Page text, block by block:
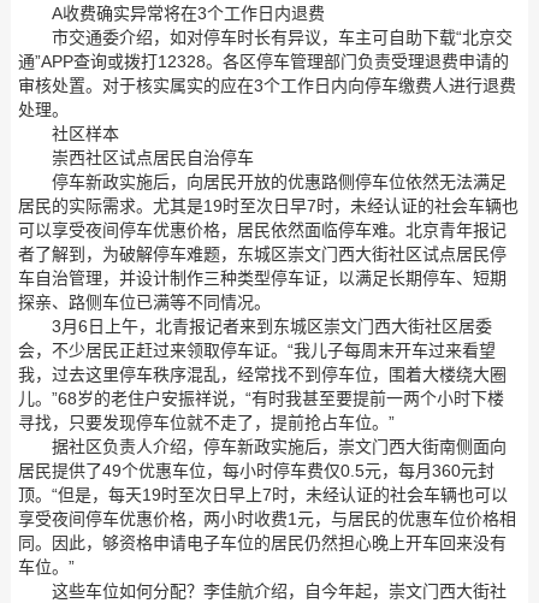
A收费确实异常将在3个工作日内退费
市交通委介绍，如对停车时长有异议，车主可自助下载“北京交
通”APP查询或拨打12328。各区停车管理部门负责受理退费申请的
审核处置。对于核实属实的应在3个工作日内向停车缴费人进行退费
处理。
社区样本
崇西社区试点居民自治停车
停车新政实施后，向居民开放的优惠路侧停车位依然无法满足
居民的实际需求。尤其是19时至次日早7时，未经认证的社会车辆也
可以享受夜间停车优惠价格，居民依然面临停车难。北京青年报记
者了解到，为破解停车难题，东城区崇文门西大街社区试点居民停
车自治管理，并设计制作三种类型停车证，以满足长期停车、短期
探亲、路侧车位已满等不同情况。
3月6日上午，北青报记者来到东城区崇文门西大街社区居委
会，不少居民正赶过来领取停车证。“我儿子每周末开车过来看望
我，过去这里停车秩序混乱，经常找不到停车位，围着大楼绕大圈
儿。”68岁的老住户安振祥说，“有时我甚至要提前一两个小时下楼
寻找，只要发现停车位就不走了，提前抢占车位。”
据社区负责人介绍，停车新政实施后，崇文门西大街南侧面向
居民提供了49个优惠车位，每小时停车费仅0.5元，每月360元封
顶。“但是，每天19时至次日早上7时，未经认证的社会车辆也可以
享受夜间停车优惠价格，两小时收费1元，与居民的优惠车位价格相
同。因此，够资格申请电子车位的居民仍然担心晚上开车回来没有
车位。”
这些车位如何分配？李佳航介绍，自今年起，崇文门西大街社